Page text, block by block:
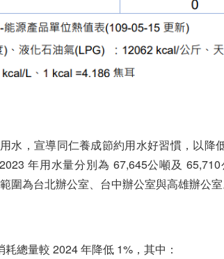
水，宣導同仁養成節約用水好習慣，以降
年用水量分別為 67,645公噸及
圍為台北辦公室、台中辦公室與高雄辦公室
總量較 2024 年降低 1%，其中：